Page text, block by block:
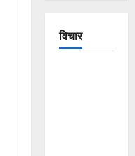
विचार